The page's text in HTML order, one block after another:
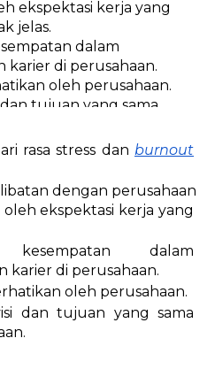
rasa stress dan burnout
dengan perusahaan
ekspektasi kerja yang
dalam
karier di perusahaan.
oleh perusahaan.
dan tujuan yang sama